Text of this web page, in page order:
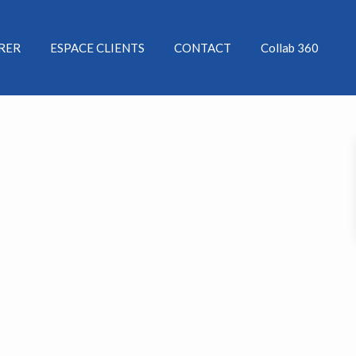
ESPACE CLIENTS CONTACT Collab 360